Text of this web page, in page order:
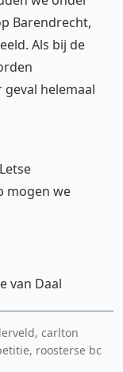
Barendrecht,
Als bij de
helemaal
mogen we
van Daal
carlton
roosterse bc